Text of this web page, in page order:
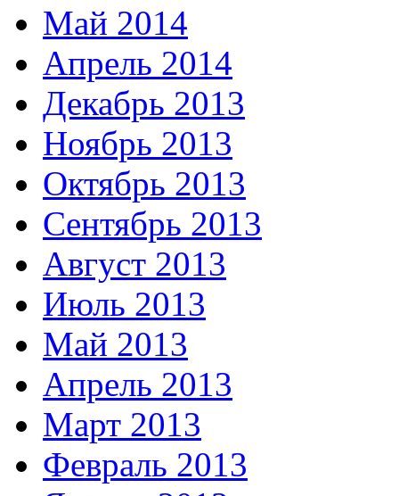
Май 2014
Апрель 2014
Декабрь 2013
Ноябрь 2013
Октябрь 2013
Сентябрь 2013
Август 2013
Июль 2013
Май 2013
Апрель 2013
Март 2013
Февраль 2013